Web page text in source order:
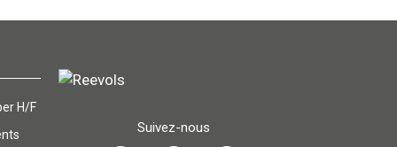
H/F
Suivez-nous